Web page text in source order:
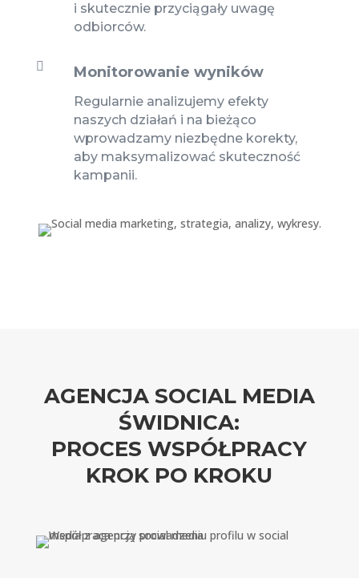
i skutecznie przyciągały uwagę
odbiorców.
 Monitorowanie wyników
Regularnie analizujemy efekty
naszych działań i na bieżąco
wprowadzamy niezbędne korekty,
aby maksymalizować skuteczność
kampanii.
AGENCJA SOCIAL MEDIA
ŚWIDNICA:
PROCES WSPÓŁPRACY
KROK PO KROKU